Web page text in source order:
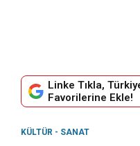
Linke Tıkla,
Favorilerine Ekle!
KÜLTÜR - SANAT